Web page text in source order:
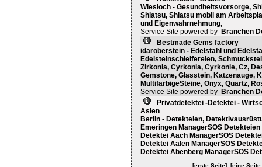
Wiesloch - Gesundheitsvorsorge,
Shiatsu, Shiatsu mobil am
und Eigenwahrnehmung,
Service Site powered by Branchen
Bestmade Gems factory
idaroberstein - Edelstahl und
Edelsteinschleifereien,
Zirkonia, Cyrkonia, Cyrkonie, Cz,
Gemstone, Glasstein, Katzenauge,
MultifarbigeSteine, Onyx, Quartz,
Service Site powered by Branchen
Privatdetektei -Detektei -
Asien
Berlin - Detekteien,
Emeringen ManagerSOS
Detektei Aach ManagerSOS
Detektei Aalen ManagerSOS
Detektei Abenberg ManagerSOS